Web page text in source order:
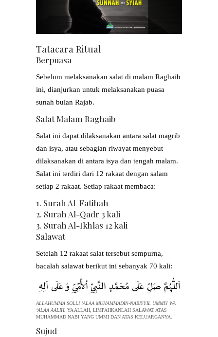
Tatacara Ritual
Berpuasa
Sebelum melaksanakan salat di malam Raghaib
ini, dianjurkan untuk melaksanakan puasa
sunah bulan Rajab.
Salat Malam Raghaib
Salat ini dapat dilaksanakan antara salat magrib
dan isya, atau sebagian riwayat menyebut
dilaksanakan di antara isya dan tengah malam.
Salat ini terdiri dari 12 rakaat dengan salam
setiap 2 rakaat. Setiap rakaat membaca:
1. Surah Al-Fatihah
2. Surah Al-Qadr 3 kali
3. Surah Al-Ikhlas 12 kali
Salawat
Setelah 12 rakaat salat tersebut sempurna,
bacalah salawat berikut ini sebanyak 70 kali:
ALLAHUMMA SOLLI ‘ALAA MUHAMMADIN-NABIYYIL UMMIY WA
‘ALAA AALIH. YA ALLAH, LIMPAHKANLAH SALAWAT ATAS
MUHAMMAD NABI YANG UMMI DAN ATAS KELUARGANYA.
Sujud